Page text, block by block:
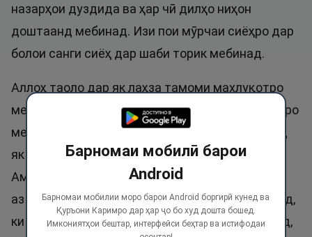
назарҳои дуздида ва ҳар чӣ дилҳо ниҳон
доштаанд мебинад. Изи пои мӯрчаи сиёҳро дар
болои санги сиёҳ дар шаби торик мебинад.
Аллоҳ таоло дар як лаҳза тамоми махлуқотро
мебинад. Тамоми корҳои савоб ва хайри шуморо
мебинад. Агар гуноҳ карданӣ шавед, барои худ
як маконе ҷустуҷӯ кунед, ки Аллоҳ набинад.
Аммо агар наёфтед ва ҳаргиз нахоҳед ёфт, пас
аз зоти Бино битарсед! Ӯро чунон ибодат кунед,
ки гуё Ӯро мебинед ва агар дида натавонистед,
Барномаи мобилӣ барои
Android
Барномаи мобилии моро барои Android боргирӣ кунед ва
Қуръони Каримро дар ҳар ҷо бо худ дошта бошед.
Имкониятҳои бештар, интерфейси беҳтар ва истифодаи